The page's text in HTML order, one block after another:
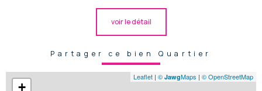
voir le détail
Partager ce bien Quartier
+
Leaflet | © JawgMaps | © OpenStreetMap